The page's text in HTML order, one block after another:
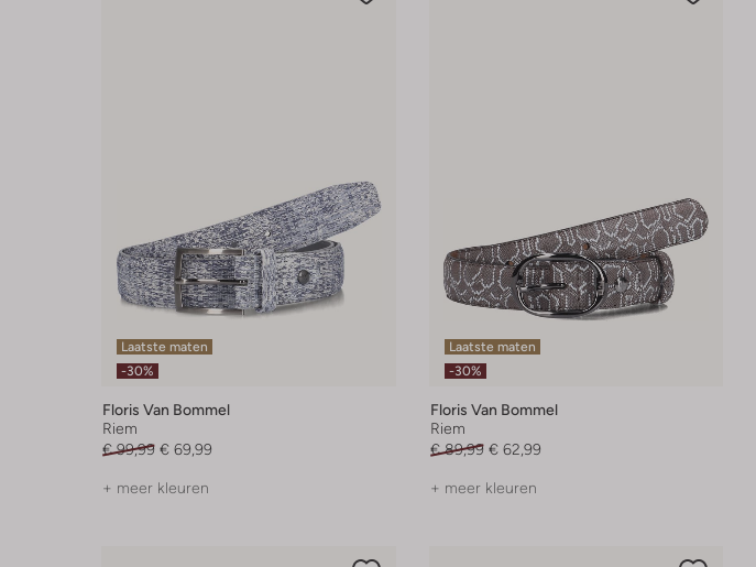
Laatste maten
-30%
Floris Van Bommel
Riem
€ 99,99 € 69,99
+ meer kleuren
Laatste maten
-30%
Floris Van Bommel
Riem
€ 89,99 € 62,99
+ meer kleuren